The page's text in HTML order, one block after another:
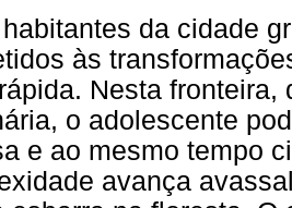
da cidade
às
Nesta
o adolescente
e ao mesmo tempo
avança